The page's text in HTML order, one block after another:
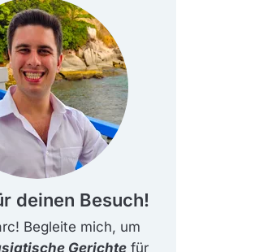
deinen Besuch!
Begleite mich, um
Gerichtefür